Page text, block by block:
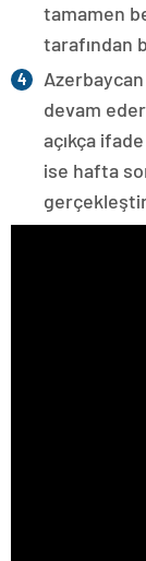
tamamen
tarafından
devam
açıkça
ise hafta